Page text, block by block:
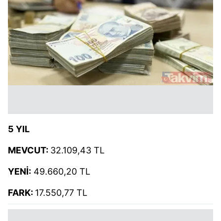
5 YIL
MEVCUT: 32.109,43 TL
YENİ: 49.660,20 TL
FARK: 17.550,77 TL